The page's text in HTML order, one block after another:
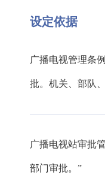
设定依据
广播电视管理条
批。机关、部队
广播电视站审批
部门审批。”